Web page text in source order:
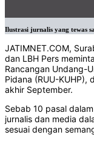
Ilustrasi jurnalis yang tewas
JATIMNET.COM,
dan LBH Pers
Rancangan Undang-
Pidana (RUU-KUHP),
akhir September.
Sebab 10 pasal
jurnalis dan media
sesuai dengan